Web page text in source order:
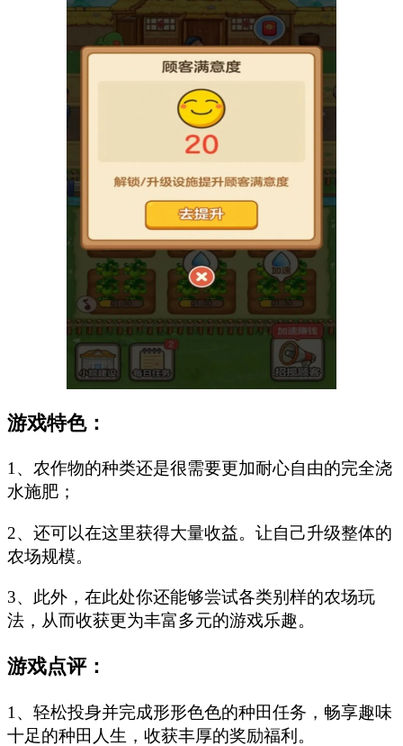
游戏特色：
1、农作物的种类还是很需要更加耐心自由的完全浇
水施肥；
2、还可以在这里获得大量收益。让自己升级整体的
农场规模。
3、此外，在此处你还能够尝试各类别样的农场玩
法，从而收获更为丰富多元的游戏乐趣。
游戏点评：
1、轻松投身并完成形形色色的种田任务，畅享趣味
十足的种田人生，收获丰厚的奖励福利。